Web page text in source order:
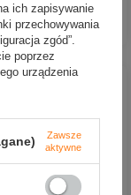
DO KOSZYKA
ich zapisywanie
przechowywania
zgód”.
poprzez
urządzenia
Zawsze
aktywne